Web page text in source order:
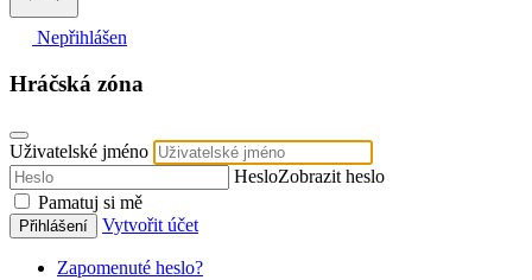
Nepřihlášen
Hráčská zóna
Uživatelské jméno
HesloZobrazit heslo
Pamatuj si mě
Přihlášení Vytvořit účet
Zapomenuté heslo?